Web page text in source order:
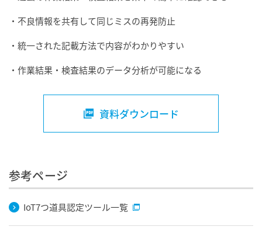
・不良情報を共有して同じミスの再発防止
・統一された記載方法で内容がわかりやすい
・作業結果・検査結果のデータ分析が可能になる
資料ダウンロード
参考ページ
IoT7つ道具認定ツール一覧